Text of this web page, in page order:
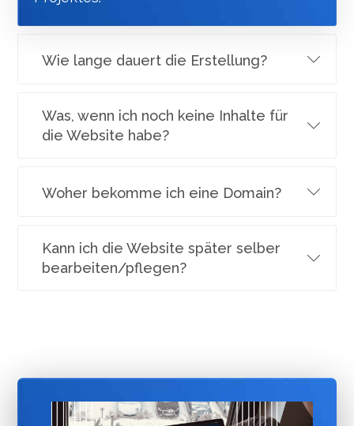
Wie lange dauert die Erstellung?
Was, wenn ich noch keine Inhalte für
die Website habe?
Woher bekomme ich eine Domain?
Kann ich die Website später selber
bearbeiten/pflegen?